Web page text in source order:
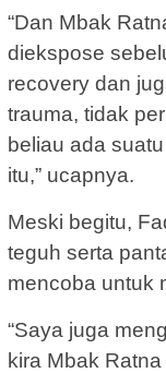
“Dan Mbak
diekspose
recovery dan
trauma, tidak
beliau ada
itu,” ucapnya.
Meski begitu,
teguh serta
mencoba untuk
“Saya juga
kira Mbak